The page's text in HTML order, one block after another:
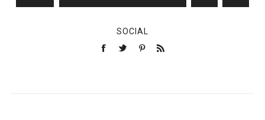
SOCIAL